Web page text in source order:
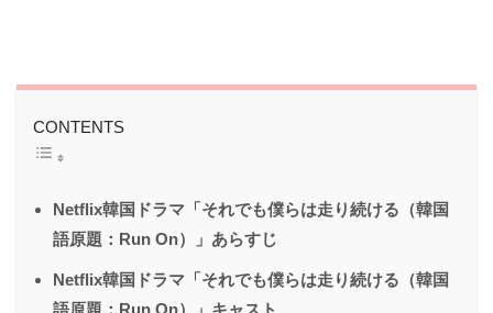
CONTENTS
Netflix韓国ドラマ「それでも僕らは走り続ける（韓国
語原題：Run On）」あらすじ
Netflix韓国ドラマ「それでも僕らは走り続ける（韓国
語原題：Run On）」キャスト